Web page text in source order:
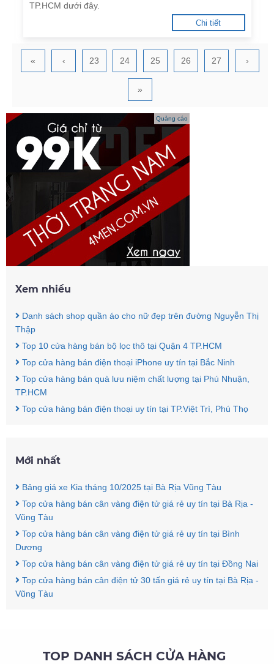
TP.HCM dưới đây.
Chi tiết
« ‹ 23 24 25 26 27 ›
»
Quảng cáo
Xem nhiều
Danh sách shop quần áo cho nữ đẹp trên đường Nguyễn Thị
Thập
Top 10 cửa hàng bán bộ lọc thô tại Quận 4 TP.HCM
Top cửa hàng bán điện thoại iPhone uy tín tại Bắc Ninh
Top cửa hàng bán quà lưu niệm chất lượng tại Phú Nhuận,
TP.HCM
Top cửa hàng bán điện thoại uy tín tại TP.Việt Trì, Phú Thọ
Mới nhất
Bảng giá xe Kia tháng 10/2025 tại Bà Rịa Vũng Tàu
Top cửa hàng bán cân vàng điện tử giá rẻ uy tín tại Bà Rịa -
Vũng Tàu
Top cửa hàng bán cân vàng điện tử giá rẻ uy tín tại Bình
Dương
Top cửa hàng bán cân vàng điện tử giá rẻ uy tín tại Đồng Nai
Top cửa hàng bán cân điện tử 30 tấn giá rẻ uy tín tại Bà Rịa -
Vũng Tàu
TOP DANH SÁCH CỬA HÀNG